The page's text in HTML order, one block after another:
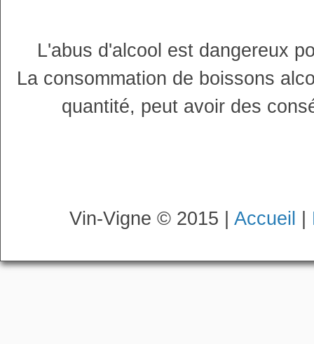
L'abus d'alcool est dangereux
La consommation de boissons
quantité, peut avoir des
Vin-Vigne © 2015 | Accueil